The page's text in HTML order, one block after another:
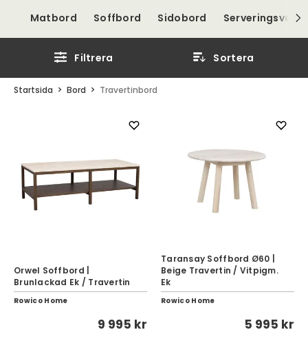
Matbord Soffbord Sidobord
Filtrera Sortera
Startsida Bord Travertinbord
Orwel Soffbord |
Brunlackad Ek / Travertin
Rowico Home
9 995 kr
Taransay Soffbord Ø60 |
Beige Travertin / Vitpigm.
Ek
Rowico Home
5 995 kr